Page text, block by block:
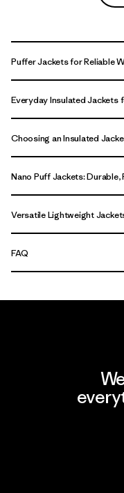
Puffer Jackets for Reliable
Everyday Insulated Jackets
Choosing an Insulated
Nano Puff Jackets: Durable,
Versatile Lightweight
FAQ